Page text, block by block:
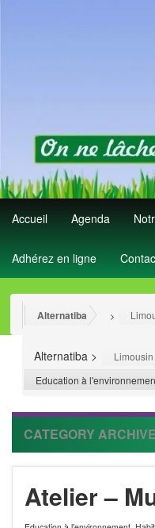
Accueil Agenda
Adhérez en ligne
Alternatiba >
Alternatiba > Limousin
Education à
CATEGORY
Atelier –